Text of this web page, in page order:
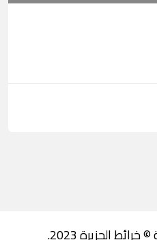
الجزيرة 2023.